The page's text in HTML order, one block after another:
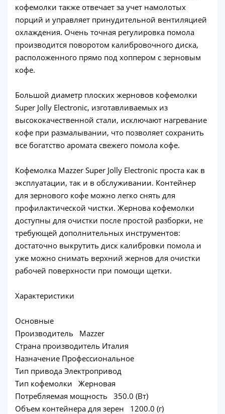
кофемолки также отвечает за учет намолотых
порций и управляет принудительной вентиляцией
охлаждения. Очень точная регулировка помола
производится поворотом калибровочного диска,
расположенного прямо под хоппером с зерновым
кофе.
Большой диаметр плоских жерновов кофемолки
Super Jolly Electronic, изготавливаемых из
высококачественной стали, исключают нагревание
кофе при размалывании, что позволяет сохранить
все богатство аромата свежего помола кофе.
Кофемолка Mazzer Super Jolly Electronic проста как в
эксплуатации, так и в обслуживании. Контейнер
для зернового кофе можно легко снять для
профилактической чистки. Жернова кофемолки
доступны для очистки после простой разборки, не
требующей дополнительных инструментов:
достаточно выкрутить диск калибровки помола и
уже можно снимать верхний жернов для очистки
рабочей поверхности при помощи щетки.
Характеристики
Основные
Производитель Mazzer
Страна производитель Италия
Назначение Профессиональное
Тип привода Электропривод
Тип кофемолки Жерновая
Потребляемая мощность 350.0 (Вт)
Объем контейнера для зерен 1200.0 (г)